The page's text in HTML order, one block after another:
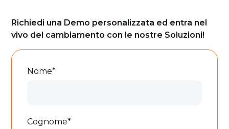
Richiedi una Demo personalizzata ed entra nel
vivo del cambiamento con le nostre Soluzioni!
Nome*
Cognome*